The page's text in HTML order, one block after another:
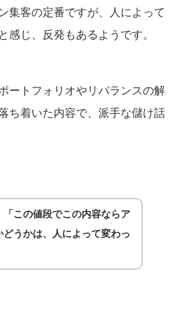
集客の定番ですが、人によって
感じ、反発もあるようです。
ートフォリオやリバランスの解
ち着いた内容で、派手な儲け話
「この値段でこの内容ならア
どうかは、人によって変わっ